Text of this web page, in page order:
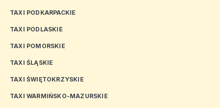
TAXI PODKARPACKIE
TAXI PODLASKIE
TAXI POMORSKIE
TAXI ŚLĄSKIE
TAXI ŚWIĘTOKRZYSKIE
TAXI WARMIŃSKO-MAZURSKIE